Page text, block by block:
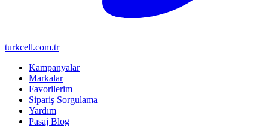
turkcell.com.tr
Kampanyalar
Markalar
Favorilerim
Sipariş Sorgulama
Yardım
Pasaj Blog